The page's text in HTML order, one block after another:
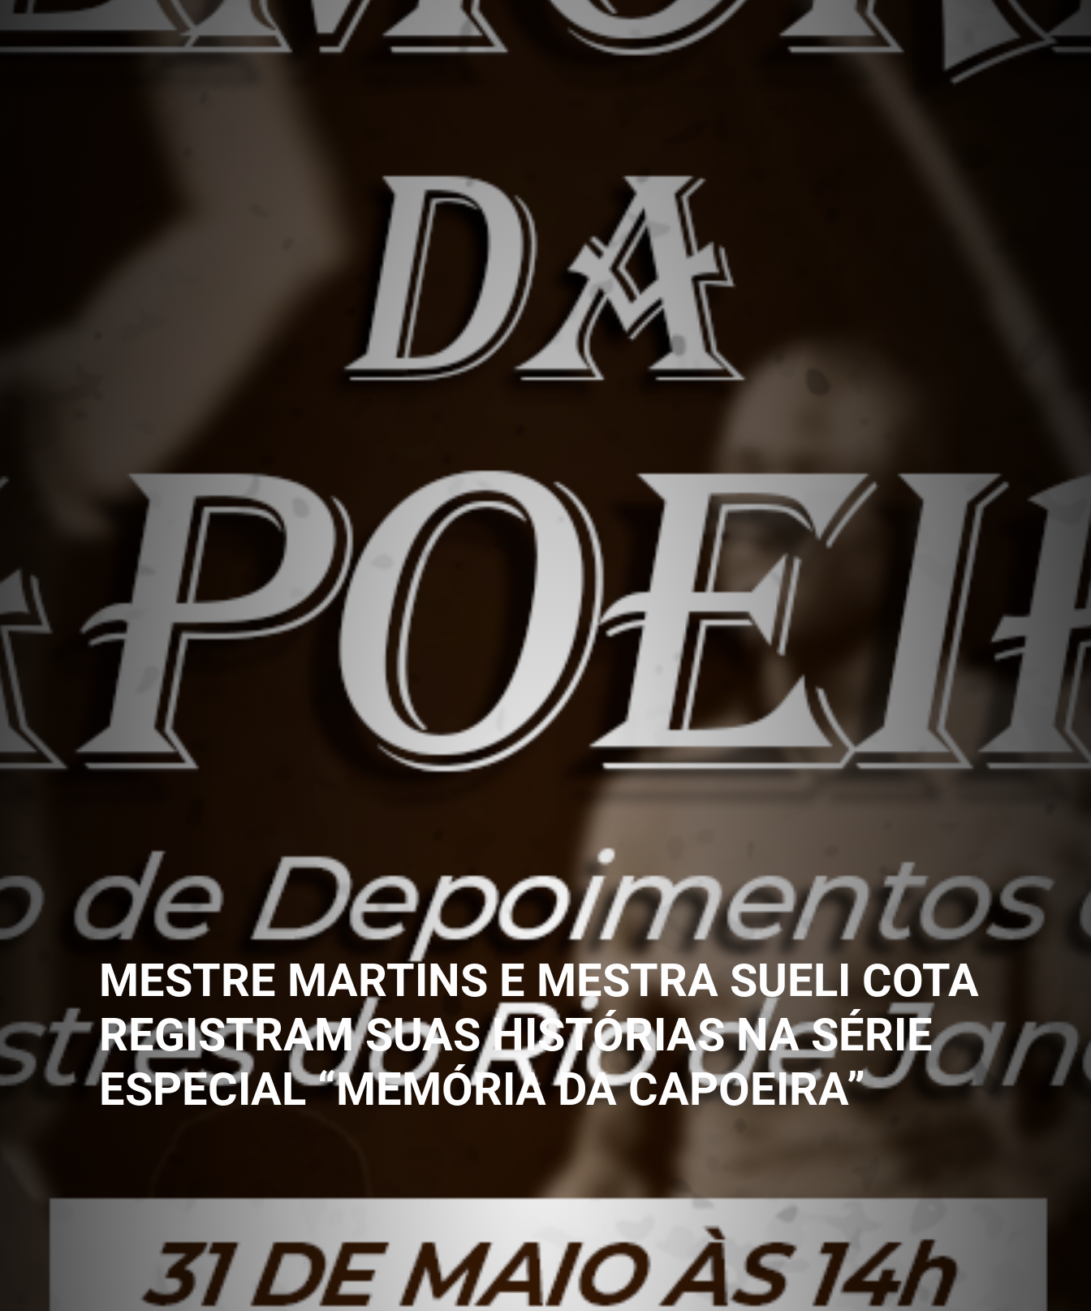
MESTRE MARTINS E MESTRA SUELI COTA
REGISTRAM SUAS HISTÓRIAS NA SÉRIE
ESPECIAL “MEMÓRIA DA CAPOEIRA”